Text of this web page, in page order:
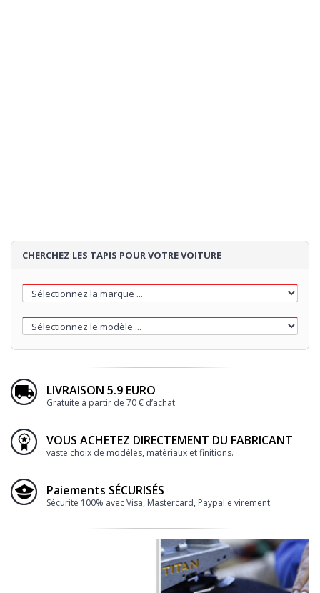
CHERCHEZ LES TAPIS POUR VOTRE VOITURE
LIVRAISON 5.9 EURO
Gratuite à partir de 70 € d’achat
VOUS ACHETEZ DIRECTEMENT DU FABRICANT
vaste choix de modèles, matériaux et finitions.
Paiements SÉCURISÉS
Sécurité 100% avec Visa, Mastercard, Paypal e virement.